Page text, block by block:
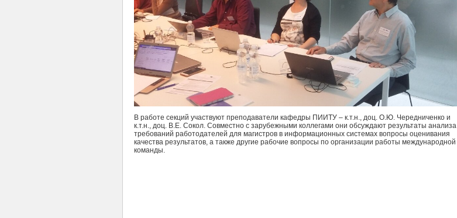
В работе секций участвуют преподаватели кафедры ПИИТУ – к.т.н., доц. О.Ю. Чередниченко и
к.т.н., доц. В.Е. Сокол. Совместно с зарубежными коллегами они обсуждают результаты анализа
требований работодателей для магистров в информационных системах вопросы оценивания
качества результатов, а также другие рабочие вопросы по организации работы международной
команды.